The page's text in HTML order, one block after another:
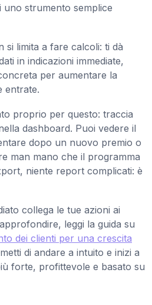
uno strumento semplice
si limita a fare calcoli: ti dà
in indicazioni immediate,
per aumentare la
entrate.
proprio per questo: traccia
dashboard. Puoi vedere il
dopo un nuovo premio o
man mano che il programma
niente report complicati: è
collega le tue azioni ai
leggi la guida su
dei clienti per una crescita
di andare a intuito e inizi a
forte, profittevole e basato su